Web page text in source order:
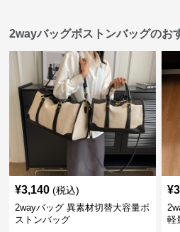
2wayバッグボストンバッグのお
¥3,140 (税込)
2wayバッグ 異素材切替大容量ボ
ストンバッグ
¥
軽